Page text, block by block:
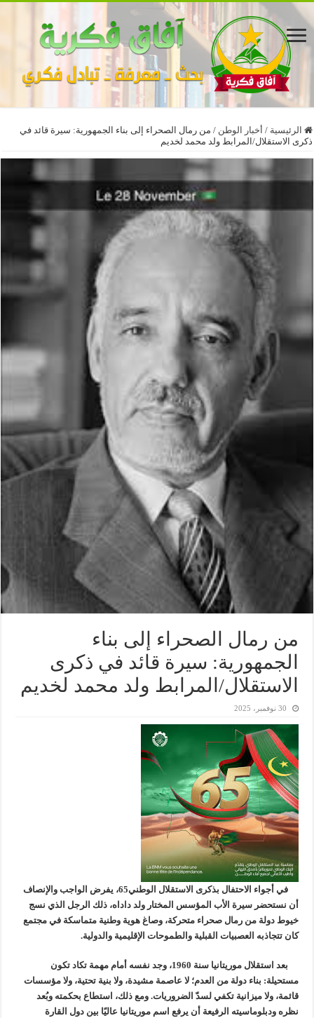
الرئيسية / أخبار الوطن / من رمال الصحراء إلى بناء الجمهورية: سيرة قائد في
ذكرى الاستقلال/المرابط ولد محمد لخديم
من رمال الصحراء إلى بناء
الجمهورية: سيرة قائد في ذكرى
الاستقلال/المرابط ولد محمد لخديم
30 نوفمبر، 2025
في أجواء الاحتفال بذكرى الاستقلال الوطني65، يفرض الواجب والإنصاف
أن نستحضر سيرة الأب المؤسس المختار ولد داداه، ذلك الرجل الذي نسج
خيوط دولة من رمال صحراء متحركة، وصاغ هوية وطنية متماسكة في مجتمع
كان تتجاذبه العصبيات القبلية والطموحات الإقليمية والدولية.
بعد استقلال موريتانيا سنة 1960، وجد نفسه أمام مهمة تكاد تكون
مستحيلة: بناء دولة من العدم؛ لا عاصمة مشيدة، ولا بنية تحتية، ولا مؤسسات
قائمة، ولا ميزانية تكفي لسدّ الضروريات. ومع ذلك، استطاع بحكمته وبُعد
نظره ودبلوماسيته الرفيعة أن يرفع اسم موريتانيا عاليًا بين دول القارة